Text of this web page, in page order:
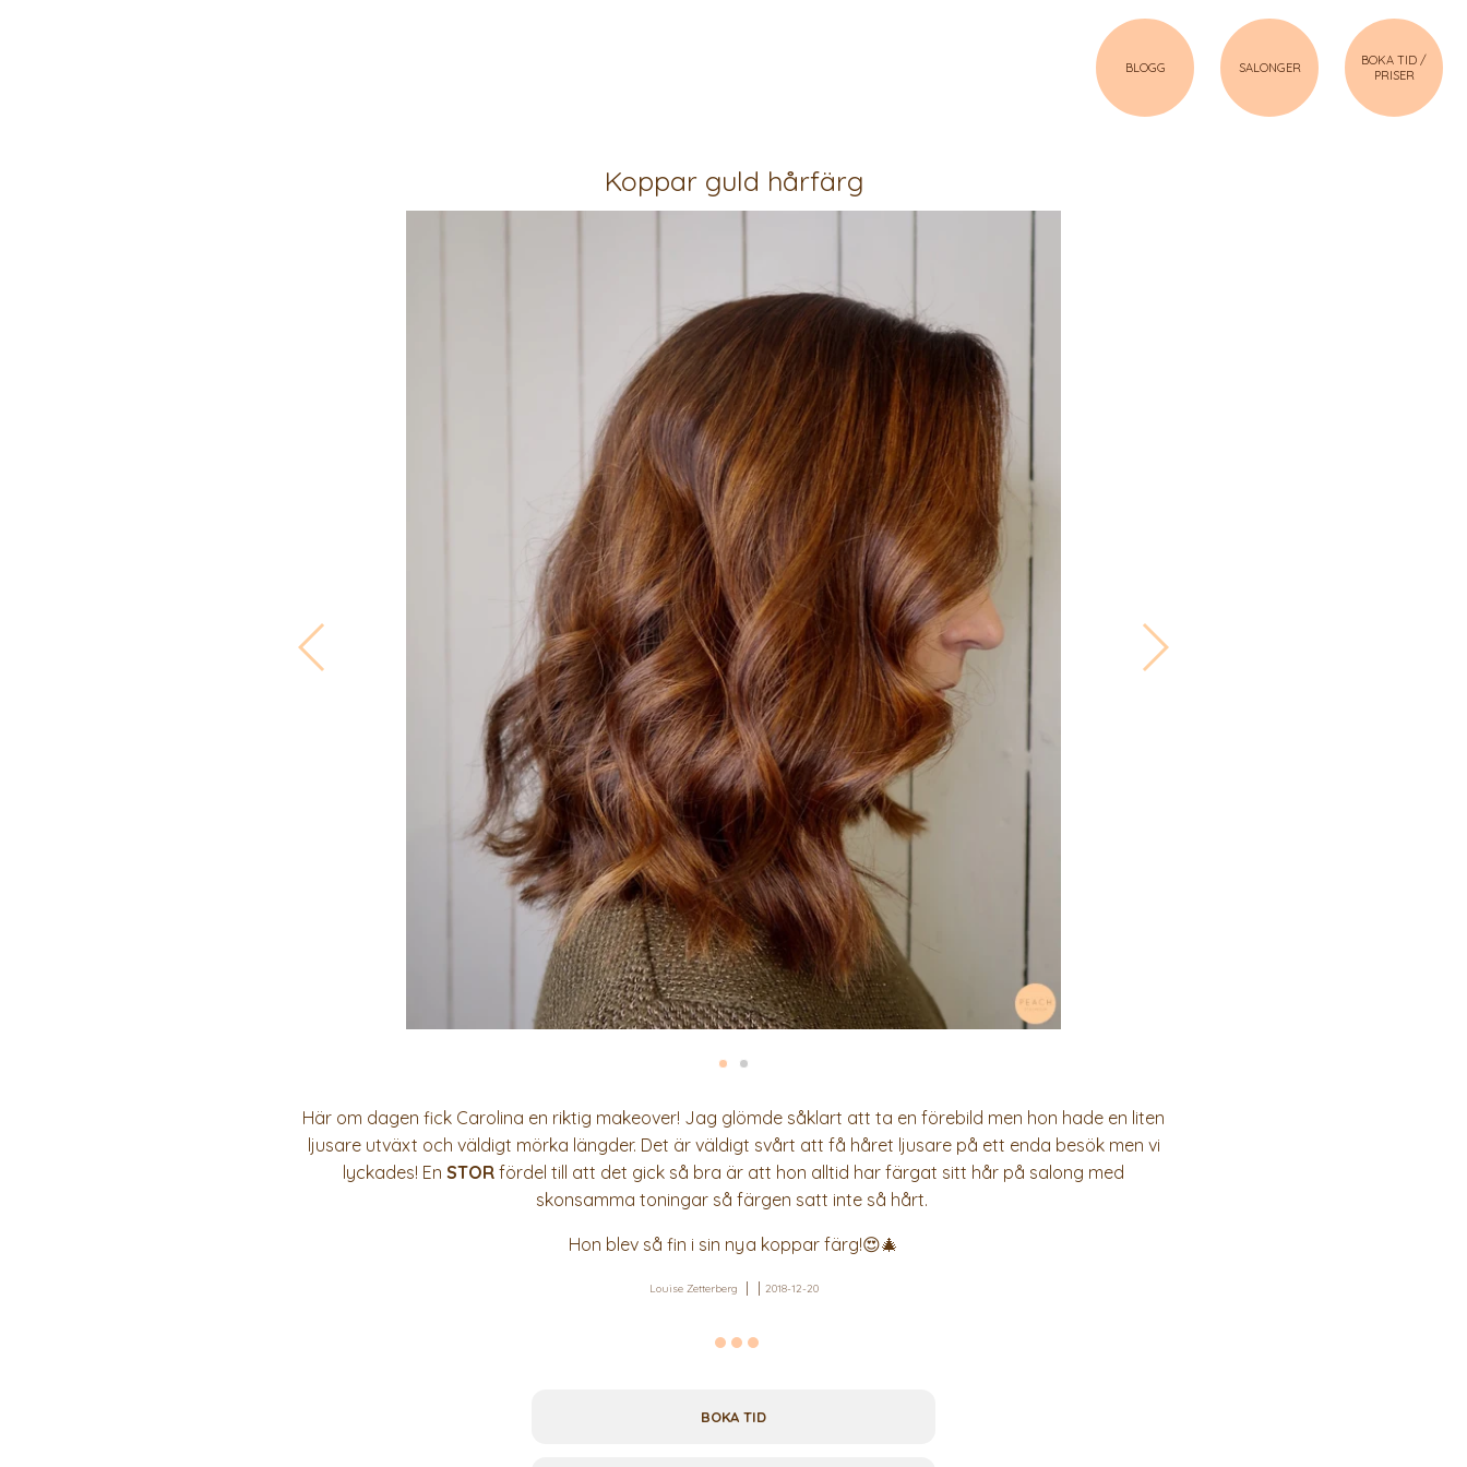
BLOGG SALONGER
BOKA TID /
PRISER
Koppar guld hårfärg
Här om dagen fick Carolina en riktig makeover! Jag glömde såklart att ta en förebild men hon hade en liten
ljusare utväxt och väldigt mörka längder. Det är väldigt svårt att få håret ljusare på ett enda besök men vi
lyckades! En STOR fördel till att det gick så bra är att hon alltid har färgat sitt hår på salong med
skonsamma toningar så färgen satt inte så hårt.
Hon blev så fin i sin nya koppar färg!😍🎄
Louise Zetterberg 2018-12-20
BOKA TID